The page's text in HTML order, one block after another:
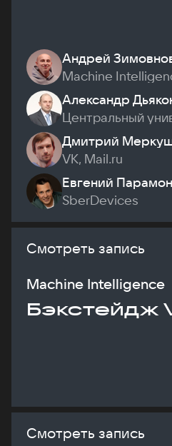
Андрей
Machine
Александр
Центральный
Дмитрий
VK, Mail.ru
Евгений
SberDevices
Смотреть запись
Machine Intelligence
Бэкстейдж
Смотреть запись